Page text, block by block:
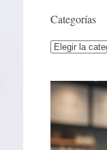
Categorías
Categorías